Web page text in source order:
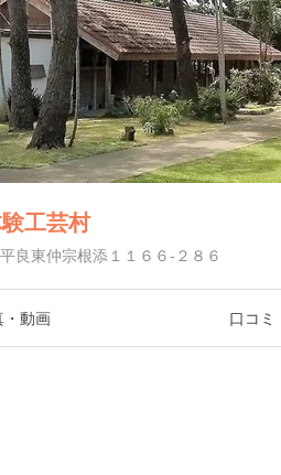
工芸村
良東仲宗根添１１６６-２８６
・動画 口コミ